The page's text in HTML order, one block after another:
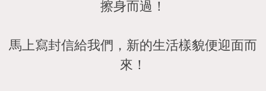
擦身而過！
馬上寫封信給我們，新的生活樣貌便迎面而
來！